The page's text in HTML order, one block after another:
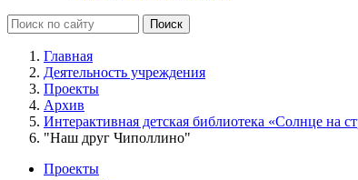
Главная
Деятельность учреждения
Проекты
Архив
Интерактивная детская библиотека «Солнце на
"Наш друг Чиполлино"
Проекты